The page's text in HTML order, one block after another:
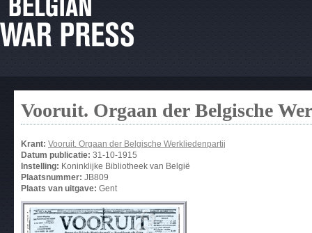
Vooruit. Orgaan der Belgische
Krant: Vooruit. Orgaan der Belgische Werkliedenpartij
Datum publicatie: 31-10-1915
Instelling: Koninklijke Bibliotheek van België
Plaatsnummer: JB809
Plaats van uitgave: Gent